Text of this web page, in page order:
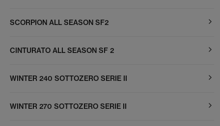
SCORPION ALL SEASON SF2
CINTURATO ALL SEASON SF 2
WINTER 240 SOTTOZERO SERIE II
WINTER 270 SOTTOZERO SERIE II